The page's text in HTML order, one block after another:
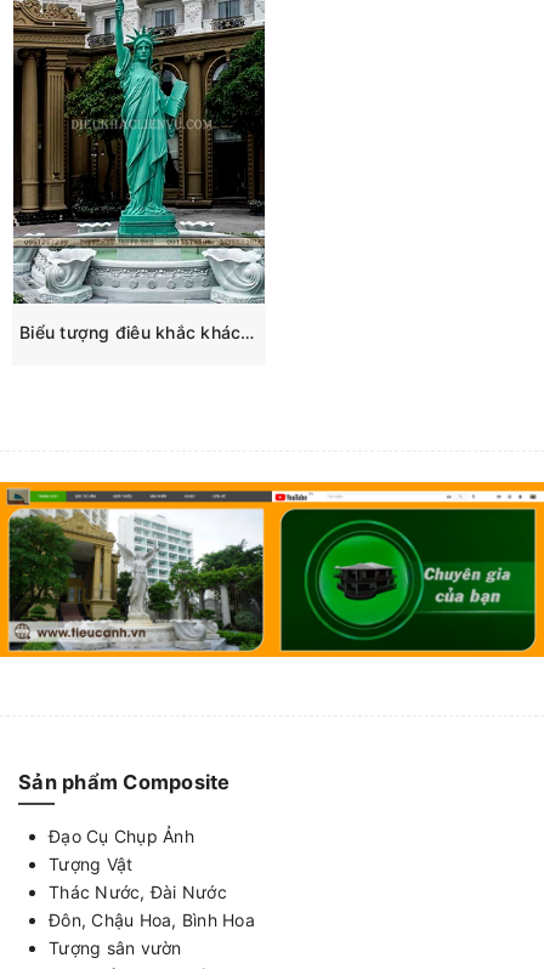
Biểu tượng điêu khắc khách sạn Thiên Thanh Phú Quốc
Sản phẩm Composite
Đạo Cụ Chụp Ảnh
Tượng Vật
Thác Nước, Đài Nước
Đôn, Chậu Hoa, Bình Hoa
Tượng sân vườn